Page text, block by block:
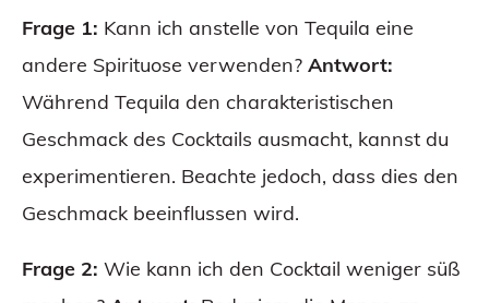
Frage 1: Kann ich anstelle von Tequila eine
andere Spirituose verwenden? Antwort:
Während Tequila den charakteristischen
Geschmack des Cocktails ausmacht, kannst du
experimentieren. Beachte jedoch, dass dies den
Geschmack beeinflussen wird.
Frage 2: Wie kann ich den Cocktail weniger süß